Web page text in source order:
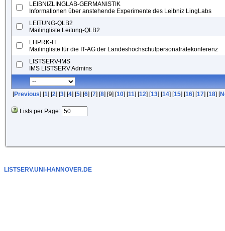
LEIBNIZLINGLAB-GERMANISTIK
Informationen über anstehende Experimente des Leibniz LingLabs
LEITUNG-QLB2
Mailingliste Leitung-QLB2
LHPRK-IT
Mailingliste für die IT-AG der Landeshochschulpersonalrätekonferenz
LISTSERV-IMS
IMS LISTSERV Admins
[Previous] [1] [2] [3] [4] [5] [6] [7] [8] [9] [10] [11] [12] [13] [14] [15] [16] [17] [18] [
Lists per Page:
LISTSERV.UNI-HANNOVER.DE